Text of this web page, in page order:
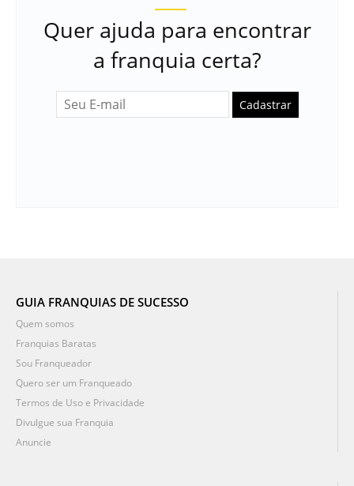
Quer ajuda para encontrar
a franquia certa?
Cadastrar
GUIA FRANQUIAS DE SUCESSO
Quem somos
Franquias Baratas
Sou Franqueador
Quero ser um Franqueado
Termos de Uso e Privacidade
Divulgue sua Franquia
Anuncie